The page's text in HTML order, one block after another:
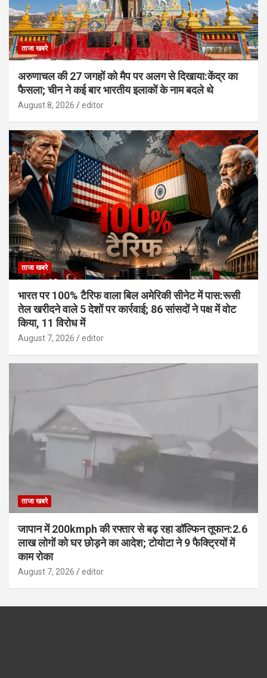
ताजा खबरे
अरुणाचल की 27 जगहों को मैप पर अलग से दिखाया:केंद्र का
फैसला; चीन ने कई बार भारतीय इलाकों के नाम बदले थे
August 8, 2026 editor
ताजा खबरे
भारत पर 100% टैरिफ वाला बिल अमेरिकी सीनेट में पास:रूसी
तेल खरीदने वाले 5 देशों पर कार्रवाई; 86 सांसदों ने पक्ष में वोट
किया, 11 विरोध में
August 7, 2026 editor
ताजा खबरे
जापान में 200kmph की रफ्तार से बढ़ रहा डॉल्फिन तूफान:2.6
लाख लोगों को घर छोड़ने का आदेश; टोयोटा ने 9 फैक्ट्रियों में
काम रोका
August 7, 2026 editor